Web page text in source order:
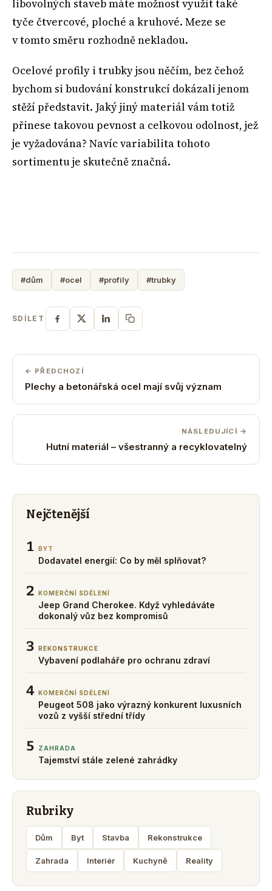
libovolných staveb máte možnost využít také
tyče čtvercové, ploché a kruhové. Meze se
v tomto směru rozhodně nekladou.
Ocelové profily i trubky jsou něčím, bez čehož
bychom si budování konstrukcí dokázali jenom
stěží představit. Jaký jiný materiál vám totiž
přinese takovou pevnost a celkovou odolnost, jež
je vyžadována? Navíc variabilita tohoto
sortimentu je skutečně značná.
#dům #ocel #profily #trubky
SDÍLET
← PŘEDCHOZÍ
Plechy a betonářská ocel mají svůj význam
NÁSLEDUJÍCÍ →
Hutní materiál – všestranný a recyklovatelný
Nejčtenější
1 BYT
Dodavatel energií: Co by měl splňovat?
2 KOMERČNÍ SDĚLENÍ
Jeep Grand Cherokee. Když vyhledáváte
dokonalý vůz bez kompromisů
3 REKONSTRUKCE
Vybavení podlaháře pro ochranu zdraví
4 KOMERČNÍ SDĚLENÍ
Peugeot 508 jako výrazný konkurent luxusních
vozů z vyšší střední třídy
5 ZAHRADA
Tajemství stále zelené zahrádky
Rubriky
Dům Byt Stavba Rekonstrukce
Zahrada Interiér Kuchyně Reality